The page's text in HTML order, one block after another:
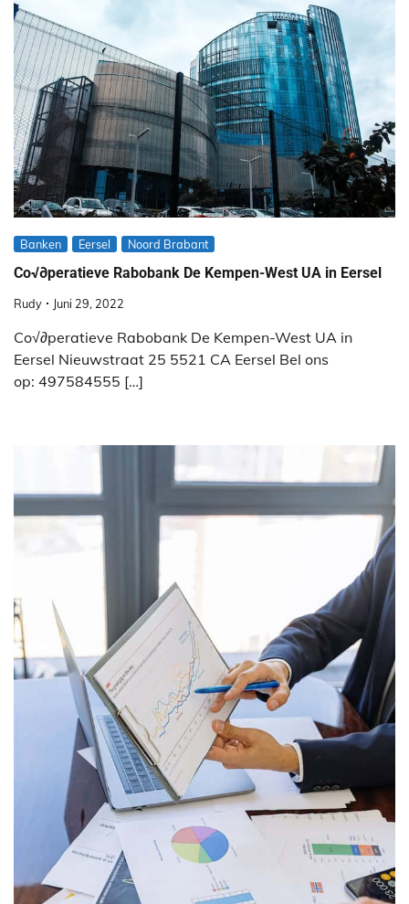
Banken Eersel Noord Brabant
Co√∂peratieve Rabobank De Kempen-West UA in Eersel
Rudy Juni 29, 2022
Co√∂peratieve Rabobank De Kempen-West UA in
Eersel Nieuwstraat 25 5521 CA Eersel Bel ons
op: 497584555 […]